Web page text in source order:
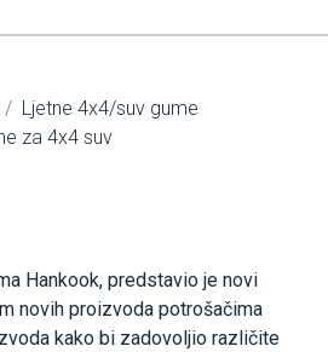
Ljetne 4x4/suv gume
za 4x4 suv
Hankook, predstavio je novi
novih proizvoda potrošačima
kako bi zadovoljio različite